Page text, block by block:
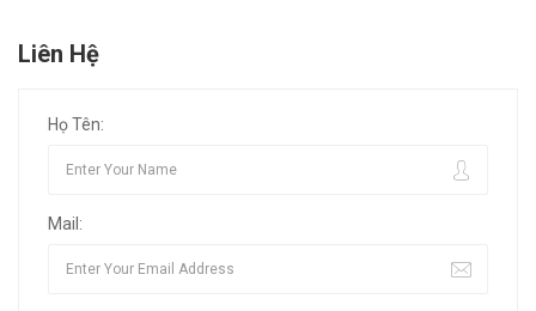
Liên Hệ
Họ Tên:
Mail: